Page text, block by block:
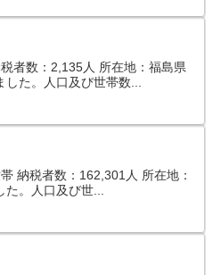
者数：2,135人 所在地：福島県
た。人口及び世帯数...
納税者数：162,301人 所在地：
。人口及び世...